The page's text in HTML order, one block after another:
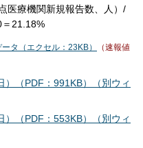
医療機関新規報告数、人）/
＝21.18%
タ（エクセル：23KB）
（速報値
（PDF：991KB）（別ウィ
（PDF：553KB）（別ウィ